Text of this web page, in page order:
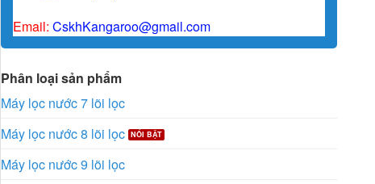
Email: CskhKangaroo@gmail.com
Phân loại sản phẩm
Máy lọc nước 7 lõi lọc
Máy lọc nước 8 lõi lọc
Máy lọc nước 9 lõi lọc